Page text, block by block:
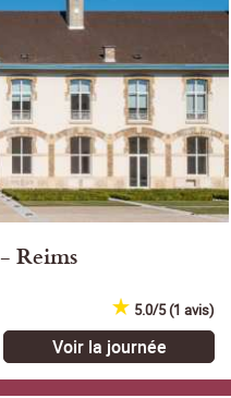
Reims
5.0/5 (1 avis)
Voir la journée